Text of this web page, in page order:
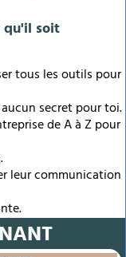
qu'il soit
tous les outils pour
secret pour toi.
de A à Z pour
leur communication